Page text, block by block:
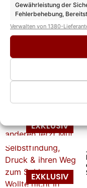
Gewährleistung der
Fehlerbehebung,
Entscheidungen zum
Verwalten von 1380-